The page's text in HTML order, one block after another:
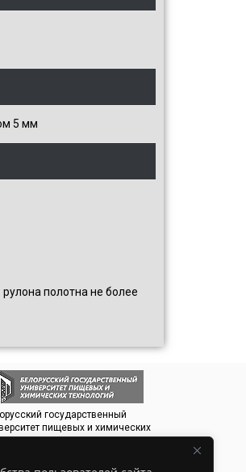
5 мм
полотна не более
государственный
пищевых и химических